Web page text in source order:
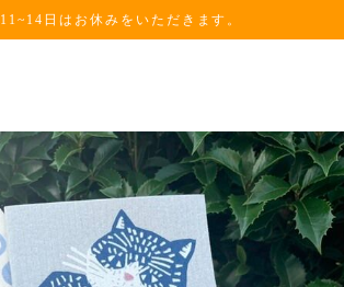
11~14日はお休みをいただきます。